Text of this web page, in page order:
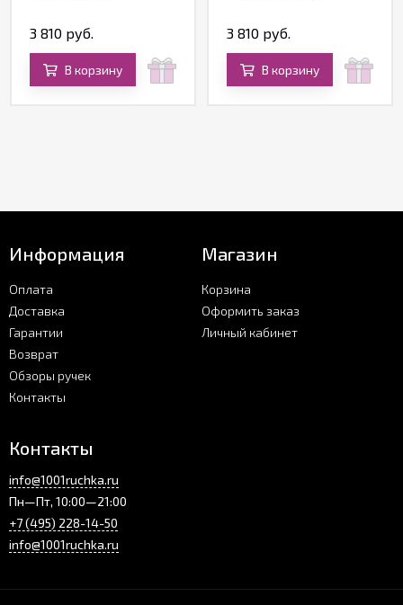
3 810 руб.
В корзину
3 810 руб.
В корзину
Информация
Оплата
Доставка
Гарантии
Возврат
Обзоры ручек
Контакты
Магазин
Корзина
Оформить заказ
Личный кабинет
Контакты
info@1001ruchka.ru
Пн—Пт, 10:00—21:00
+7 (495) 228-14-50
info@1001ruchka.ru